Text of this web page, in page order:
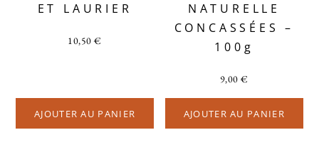
ET LAURIER
10,50€
AJOUTER AU PANIER
NATURELLE
CONCASSÉES –
100g
9,00€
AJOUTER AU PANIER